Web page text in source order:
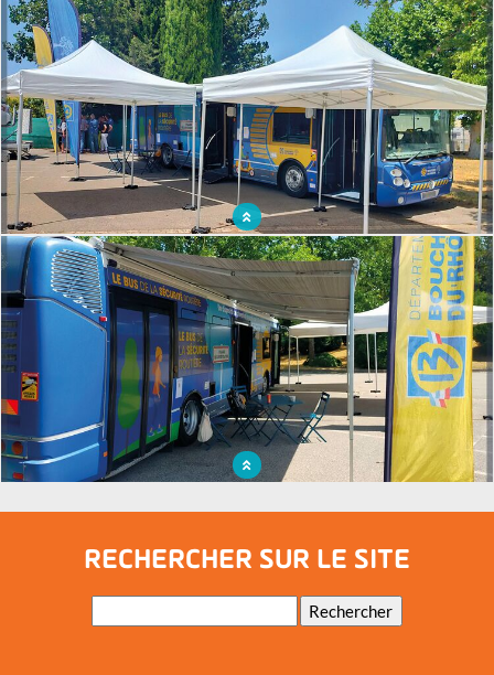
Aménagement sur mesure pour la mise à disposition d'un outil mobile,
fonctionnel et durable
Aménagement extérieur du bus de la sécurité routière
RECHERCHER SUR LE SITE
Mots-
Rechercher